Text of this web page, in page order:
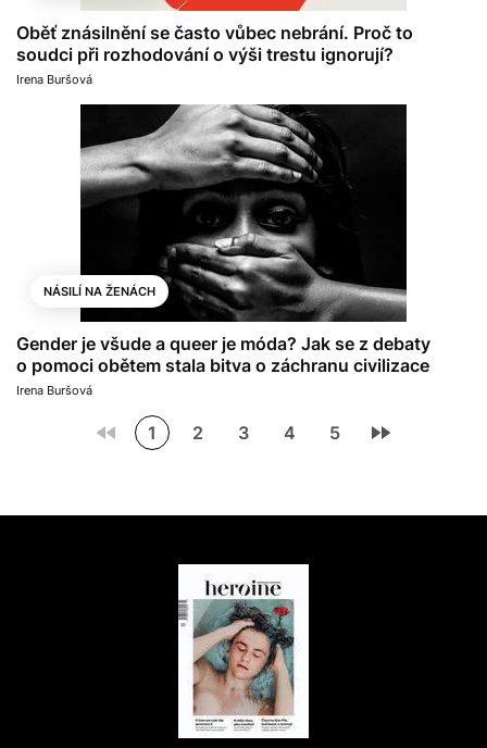
Oběť znásilnění se často vůbec nebrání. Proč to
soudci při rozhodování o výši trestu ignorují?
Irena Buršová
NÁSILÍ NA ŽENÁCH
Gender je všude a queer je móda? Jak se z debaty
o pomoci obětem stala bitva o záchranu civilizace
Irena Buršová
1 2 3 4 5